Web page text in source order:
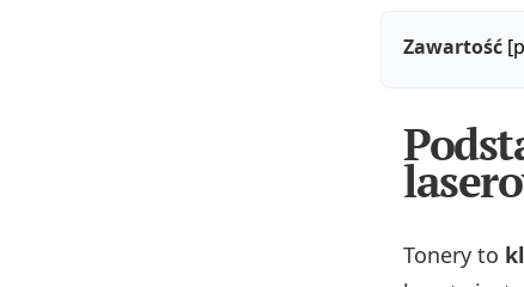
Zawartość
Tonery to